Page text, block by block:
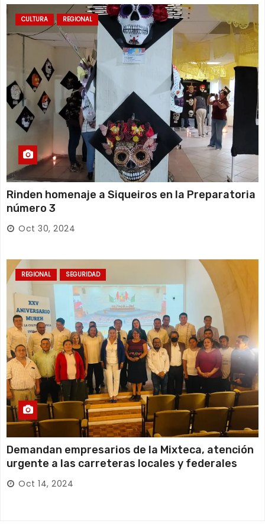
CULTURA REGIONAL
Rinden homenaje a Siqueiros en la Preparatoria
número 3
Oct 30, 2024
REGIONAL SEGURIDAD
Demandan empresarios de la Mixteca, atención
urgente a las carreteras locales y federales
Oct 14, 2024